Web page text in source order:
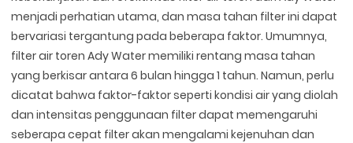
menjadi perhatian utama, dan masa tahan filter ini dapat
bervariasi tergantung pada beberapa faktor. Umumnya,
filter air toren Ady Water memiliki rentang masa tahan
yang berkisar antara 6 bulan hingga 1 tahun. Namun, perlu
dicatat bahwa faktor-faktor seperti kondisi air yang diolah
dan intensitas penggunaan filter dapat memengaruhi
seberapa cepat filter akan mengalami kejenuhan dan